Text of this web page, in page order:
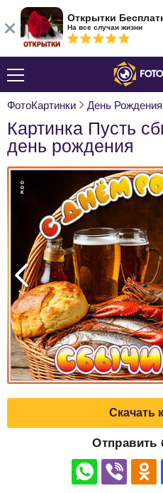
ФотоКартинки День Рождения
Картинка Пусть
день рождения
Скачать
Отправить
Открытки
На все случаи жизни